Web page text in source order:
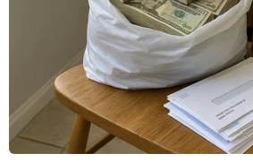
Với việc chọn Thái Lan để tập luyện,
Bert van Marwijk sẽ chỉ có duy nhất 1
Đình. (Nguồn: